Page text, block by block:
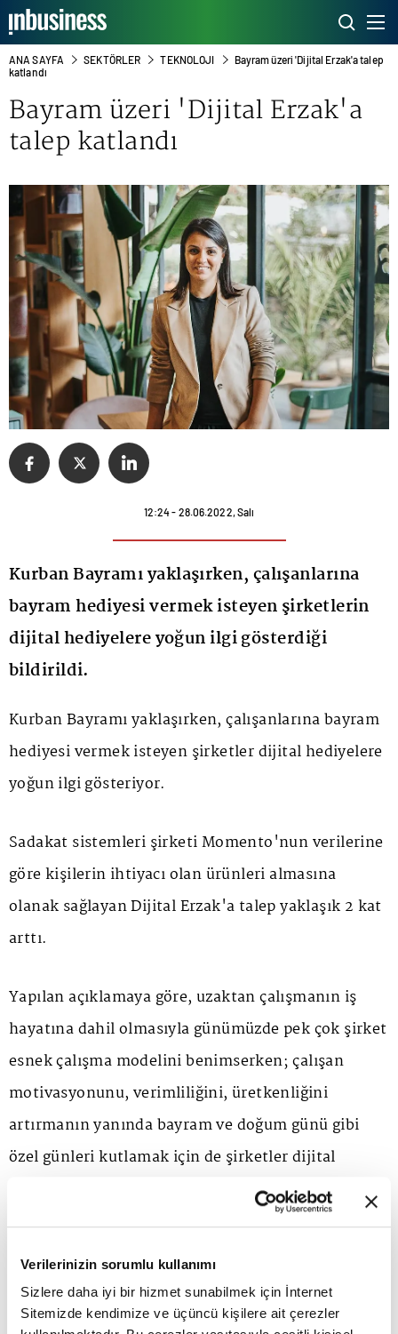
Verilerinizin sorumlu kullanımı
Sizlere daha iyi bir hizmet sunabilmek için İnternet
Sitemizde kendimize ve üçüncü kişilere ait çerezler
ANA SAYFA SEKTÖRLER TEKNOLOJI
Bayram üzeri 'Dijital Erzak'a talep
katlandı
Bayram üzeri 'Dijital Erzak'a
talep katlandı
12:24 - 28.06.2022, Salı
Kurban Bayramı yaklaşırken, çalışanlarına
bayram hediyesi vermek isteyen şirketlerin
dijital hediyelere yoğun ilgi gösterdiği
bildirildi.
Kurban Bayramı yaklaşırken, çalışanlarına bayram
hediyesi vermek isteyen şirketler dijital hediyelere
yoğun ilgi gösteriyor.
Sadakat sistemleri şirketi Momento'nun verilerine
göre kişilerin ihtiyacı olan ürünleri almasına
olanak sağlayan Dijital Erzak'a talep yaklaşık 2 kat
arttı.
Yapılan açıklamaya göre, uzaktan çalışmanın iş
hayatına dahil olmasıyla günümüzde pek çok şirket
esnek çalışma modelini benimserken; çalışan
motivasyonunu, verimliliğini, üretkenliğini
artırmanın yanında bayram ve doğum günü gibi
özel günleri kutlamak için de şirketler dijital
esnek yan haklar ve ödüllendirme sistemlerinde
inovatif çözümler sunan lider sadakat sistemleri